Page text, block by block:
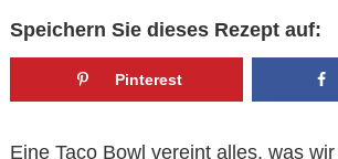
Speichern Sie dieses Rezept auf:
Pinterest
Eine Taco Bowl vereint alles, was wir